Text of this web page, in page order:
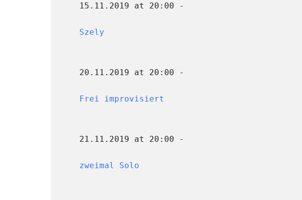
15.11.2019 at 20:00 -
Szely
20.11.2019 at 20:00 -
Frei improvisiert
21.11.2019 at 20:00 -
zweimal Solo